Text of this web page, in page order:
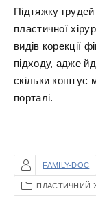
Підтяжку грудей
пластичної
видів корекції
підходу, адже
скільки коштує
порталі.
FAMILY-DOC
ПЛАСТИЧНИЙ